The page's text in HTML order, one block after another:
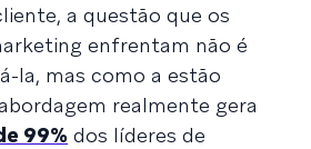
a questão que os
enfrentam não é
la, mas como a estão
realmente gera
99% dos líderes de